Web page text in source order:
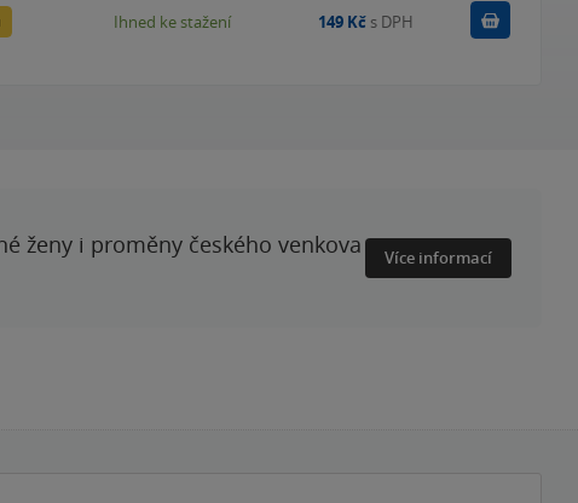
Ihned ke stažení 149 Kč s DPH Koupit
ženy i proměny českého venkova
Více informací